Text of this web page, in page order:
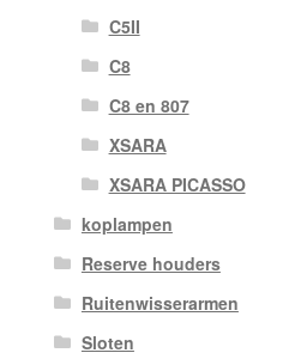
C5II
C8
C8 en 807
XSARA
XSARA PICASSO
koplampen
Reserve houders
Ruitenwisserarmen
Sloten